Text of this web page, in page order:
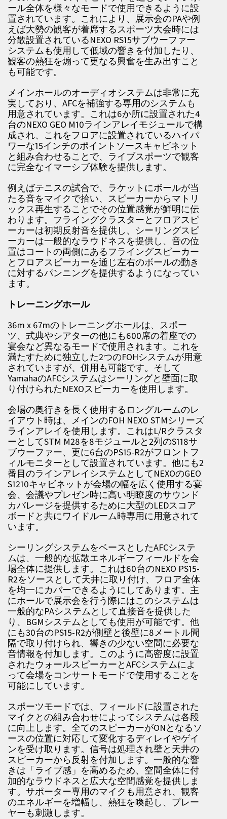
ール全体を様々なモードで使用できるように設
置されています。これにより、展示会のPAや例
えば大勢の観客が着席するスポーツ大会時には
分散設置されているNEXO RS15サブウーファー
システムも使用して低域の響きを付加したり、
観客の熱狂を煽って更なる興奮を生み出すこと
も可能です。
メインホールのオーディオシステムは非常に充
実しており、AFCを補強する専用のシステムも
用意されています。これは6か所に設置された4
台のNEXO GEO M10ラインアレイモジュールで構
成され、これをフロアに設置されているハイパ
ワーな15インチのポイントソースキャビネット
と組み合わせることで、ライブスポーツで観客
に完全なイマーシブ体験を提供します。
例えばテニスの試合で、ラケットにボールが当
たる音をマイクで拾い、スピーカーからマトリ
ックス再生することでその位置感覚が鮮明に伝
わります。フライングクラスターとフロアスピ
ーカーは初期反射音を提供し、シーリングスピ
ーカーは一般的なラウドネスを提供し、音の位
置はコートの両側にあるフライングスピーカー
とフロアスピーカーを通じ左右のボールの動き
に対するパンニングを提供するようになってい
ます。
トレーニングホール
36m x 67mのトレーニングホールは、スポー
ツ、式典やシアターの他にも600席の着座での
宴会など異なるモードで使用されます。これを
満たすために独立した2つのFOHシステムが用意
されていますが、併用も可能です。そして
YamahaのAFCシステムはシーリングと壁面に取
り付けられたNEXOスピーカーを使用します。
会場の奥行きを長く使用するロングルームのレ
イアウト時は、メインのFOH NEXO STMシリーズ
ラインアレイを使用します。これはL/Rクラスタ
ーとしてSTM M28を8モジュールと2列のS118サ
ブウーファー、更に6台のPS15-R2がフロントフ
ィルモニターとして設置されています。他にも2
番目のラインアレイシステムとしてNEXOのGEO
S1210キャビネットが会場の幅を広く使用する宴
会、会議やプレゼン時に高い明瞭度のサウンド
カバレージを提供するために大型のLEDスコア
ボードと共にワイドルーム時専用に用意されて
います。
シーリングシステムをベースとしたAFCシステ
ムは、一般的な拡散エネルギーフィールドを会
場全体に提供します。これは60台のNEXO PS15-
R2をソースとして天井に取り付け、フロア全体
を均一にカバーできるようにしてあります。主
にホールで展示会を行う際にはこのシステムは
一般的なPAシステムとして直接音を提供した
り、BGMシステムとしても使用が可能です。他
にも30台のPS15-R2が側壁と後壁に8メートル間
隔で取り付けられ、響きの少ない空間に必要な
音情報を付加します。このように高密度に設置
されたウォールスピーカーとAFCシステムによ
って会場をコンサートモードで使用することを
可能にしています。
スポーツモードでは、フィールドに設置された
マイクとの組み合わせによってシステムは各段
に向上します。全てのスピーカーがONとなるソ
ースの位置に対応して変化するディレイやゲイ
ンを受け取ります。信号は処理され壁と天井の
スピーカーから反射を付加します。一般的な響
きは「ライブ感」を高めるため、空間全体に付
加的なラウドネスと広大な空間感覚を提供しま
す。サポーター専用のマイクも用意され、観客
のエネルギーを増幅し、熱狂を喚起し、プレー
ヤーも刺激します。